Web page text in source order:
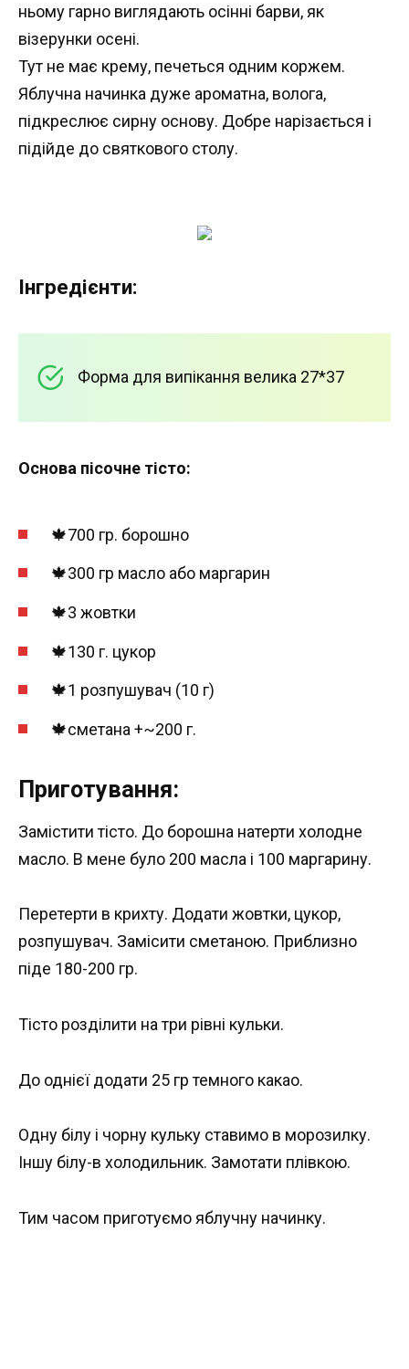
ньому гарно виглядають осінні барви, як
візерунки осені.
Тут не має крему, печеться одним коржем.
Яблучна начинка дуже ароматна, волога,
підкреслює сирну основу. Добре нарізається і
підійде до святкового столу.
Інгредієнти:
Форма для випікання велика 27*37
Основа пісочне тісто:
🍁700 гр. борошно
🍁300 гр масло або маргарин
🍁3 жовтки
🍁130 г. цукор
🍁1 розпушувач (10 г)
🍁сметана +~200 г.
Приготування:
Замістити тісто. До борошна натерти холодне
масло. В мене було 200 масла і 100 маргарину.
Перетерти в крихту. Додати жовтки, цукор,
розпушувач. Замісити сметаною. Приблизно
піде 180-200 гр.
Тісто розділити на три рівні кульки.
До однієї додати 25 гр темного какао.
Одну білу і чорну кульку ставимо в морозилку.
Іншу білу-в холодильник. Замотати плівкою.
Тим часом приготуємо яблучну начинку.